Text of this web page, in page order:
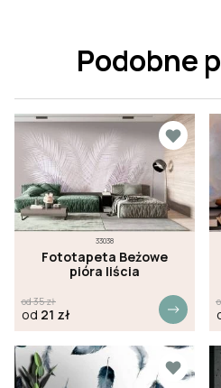
Podobne
33038
Fototapeta Beżowe
pióra liścia
od35zł
od 21 zł